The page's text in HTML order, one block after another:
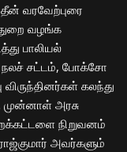
வரவேற்புரை
வழங்க
பாலியல்
நலச் சட்டம், போக்சோ
விருந்தினர்கள் கலந்து
அரசு
நிறுவனம்
அவர்களும்